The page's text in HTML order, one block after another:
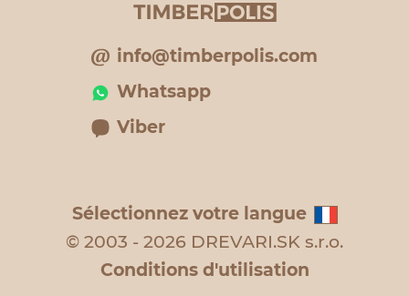
info@timberpolis.com
Whatsapp
Viber
Sélectionnez votre langue
© 2003 - 2026 DREVARI.SK s.r.o.
Conditions d'utilisation